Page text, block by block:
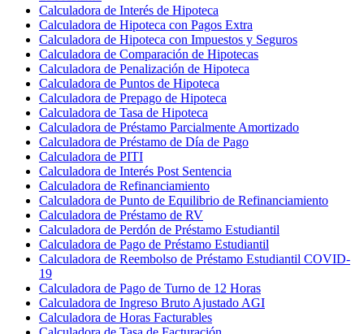
Calculadora de Interés de Hipoteca
Calculadora de Hipoteca con Pagos Extra
Calculadora de Hipoteca con Impuestos y Seguros
Calculadora de Comparación de Hipotecas
Calculadora de Penalización de Hipoteca
Calculadora de Puntos de Hipoteca
Calculadora de Prepago de Hipoteca
Calculadora de Tasa de Hipoteca
Calculadora de Préstamo Parcialmente Amortizado
Calculadora de Préstamo de Día de Pago
Calculadora de PITI
Calculadora de Interés Post Sentencia
Calculadora de Refinanciamiento
Calculadora de Punto de Equilibrio de Refinanciamiento
Calculadora de Préstamo de RV
Calculadora de Perdón de Préstamo Estudiantil
Calculadora de Pago de Préstamo Estudiantil
Calculadora de Reembolso de Préstamo Estudiantil COVID-
19
Calculadora de Pago de Turno de 12 Horas
Calculadora de Ingreso Bruto Ajustado AGI
Calculadora de Horas Facturables